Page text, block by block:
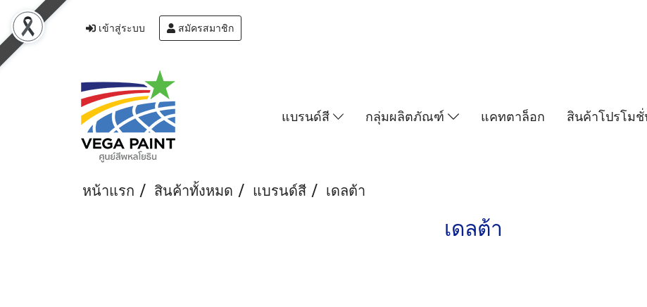
เข้าสู่ระบบ สมัครสมาชิก
แบรนด์สี กลุ่มผลิตภัณฑ์ แคทตาล็อก สินค้าโปรโม
หน้าแรก สินค้าทั้งหมด แบรนด์สี เดลต้า
เดลต้า